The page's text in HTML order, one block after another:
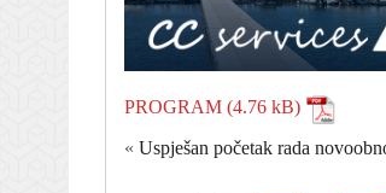
PROGRAM
« Uspješan početak rada